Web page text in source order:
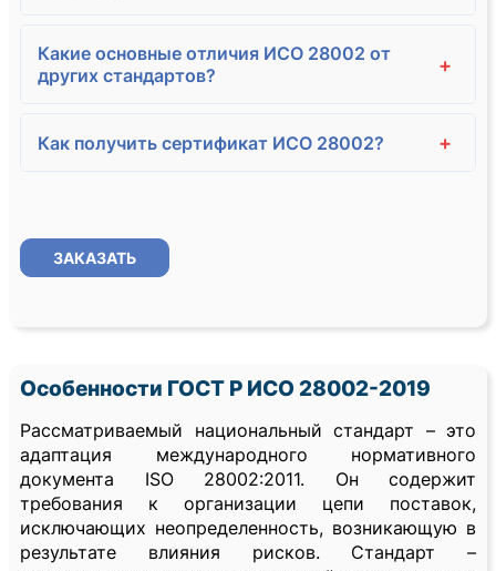
Какие основные отличия ИСО 28002 от
других стандартов?
+
Как получить сертификат ИСО 28002? +
ЗАКАЗАТЬ
Особенности ГОСТ Р ИСО 28002-2019
Рассматриваемый национальный стандарт – это
адаптация международного нормативного
документа ISO 28002:2011. Он содержит
требования к организации цепи поставок,
исключающих неопределенность, возникающую в
результате влияния рисков. Стандарт –